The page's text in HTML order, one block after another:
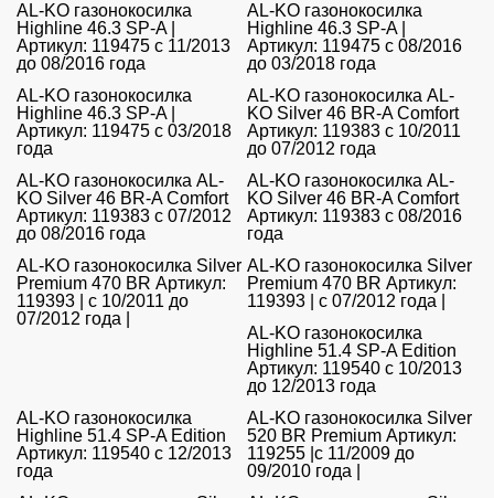
AL-KO газонокосилка
Highline 46.3 SP-A |
Артикул: 119475 с 11/2013
до 08/2016 года
AL-KO газонокосилка
Highline 46.3 SP-A |
Артикул: 119475 с 08/2016
до 03/2018 года
AL-KO газонокосилка
Highline 46.3 SP-A |
Артикул: 119475 с 03/2018
года
AL-KO газонокосилка AL-
KO Silver 46 BR-A Comfort
Артикул: 119383 с 10/2011
до 07/2012 года
AL-KO газонокосилка AL-
KO Silver 46 BR-A Comfort
Артикул: 119383 с 07/2012
до 08/2016 года
AL-KO газонокосилка AL-
KO Silver 46 BR-A Comfort
Артикул: 119383 с 08/2016
года
AL-KO газонокосилка Silver
Premium 470 BR Артикул:
119393 | с 10/2011 до
07/2012 года |
AL-KO газонокосилка Silver
Premium 470 BR Артикул:
119393 | с 07/2012 года |
AL-KO газонокосилка
Highline 51.4 SP-A Edition
Артикул: 119540 с 10/2013
до 12/2013 года
AL-KO газонокосилка
Highline 51.4 SP-A Edition
Артикул: 119540 с 12/2013
года
AL-KO газонокосилка Silver
520 BR Premium Артикул:
119255 |с 11/2009 до
09/2010 года |